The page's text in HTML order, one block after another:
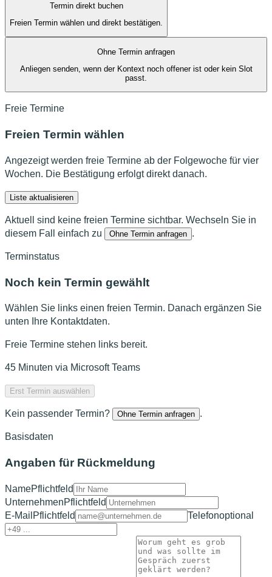
Termin direkt buchen
Freien Termin wählen und direkt bestätigen.
Ohne Termin anfragen
Anliegen senden, wenn der Kontext noch offener ist oder kein Slot
passt.
Freie Termine
Freien Termin wählen
Angezeigt werden freie Termine ab der Folgewoche für vier
Wochen. Die Bestätigung erfolgt direkt danach.
Liste aktualisieren
Aktuell sind keine freien Termine sichtbar. Wechseln Sie in
diesem Fall einfach zu
Ohne Termin anfragen .
Terminstatus
Noch kein Termin gewählt
Wählen Sie links einen freien Termin. Danach ergänzen Sie
unten Ihre Kontaktdaten.
Freie Termine stehen links bereit.
45 Minuten via Microsoft Teams
Erst Termin auswählen
Kein passender Termin? Ohne Termin anfragen .
Basisdaten
Angaben für Rückmeldung
NamePflichtfeld
UnternehmenPflichtfeld
E-Mail Pflichtfeld Telefonoptional